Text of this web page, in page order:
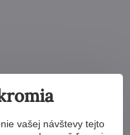
vašej návštevy tejto